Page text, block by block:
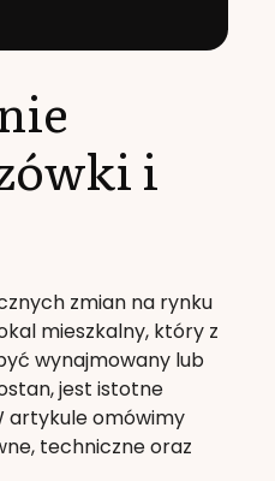
i
zmian na rynku
mieszkalny, który z
wynajmowany lub
jest istotne
artykule omówimy
techniczne oraz